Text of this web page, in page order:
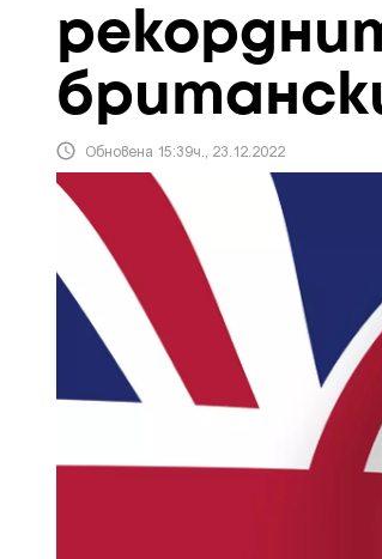
Обновена 15:39ч., 23.12.2022